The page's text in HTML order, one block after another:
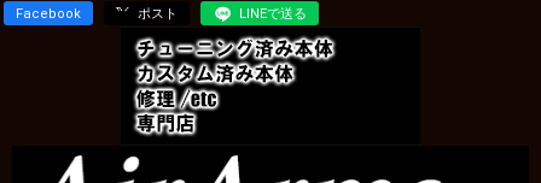
Facebook ポスト LINEで送る